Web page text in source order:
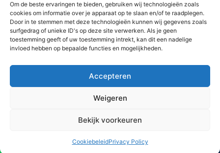
Om de beste ervaringen te bieden, gebruiken wij technologieën zoals
cookies om informatie over je apparaat op te slaan en/of te raadplegen.
Door in te stemmen met deze technologieën kunnen wij gegevens zoals
surfgedrag of unieke ID's op deze site verwerken. Als je geen
toestemming geeft of uw toestemming intrekt, kan dit een nadelige
invloed hebben op bepaalde functies en mogelijkheden.
Accepteren
Weigeren
Bekijk voorkeuren
CookiebeleidPrivacy Policy
Copyright © 2026 AlleWandelRoutes.nl
Vul hier je e-mail adres in om het
GRATIS wandelboekje te
ontvangen
Versturen